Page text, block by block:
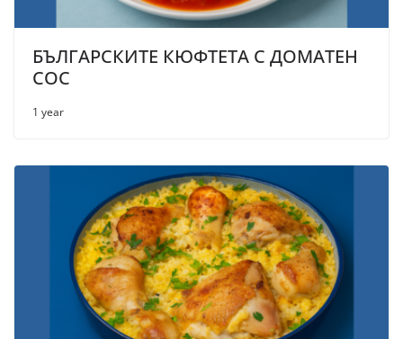
БЪЛГАРСКИТЕ КЮФТЕТА С ДОМАТЕН
СОС
1 year